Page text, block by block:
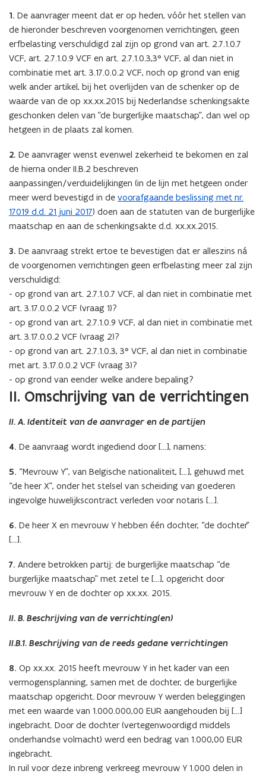
1. De aanvrager meent dat er op heden, vóór het stellen van
de hieronder beschreven voorgenomen verrichtingen, geen
erfbelasting verschuldigd zal zijn op grond van art. 2.7.1.0.7
VCF, art. 2.7.1.0.9 VCF en art. 2.7.1.0.3,3° VCF, al dan niet in
combinatie met art. 3.17.0.0.2 VCF, noch op grond van enig
welk ander artikel, bij het overlijden van de schenker op de
waarde van de op xx.xx.2015 bij Nederlandse schenkingsakte
geschonken delen van "de burgerlijke maatschap", dan wel op
hetgeen in de plaats zal komen.
2. De aanvrager wenst evenwel zekerheid te bekomen en zal
de hierna onder II.B.2 beschreven
aanpassingen/verduidelijkingen (in de lijn met hetgeen onder
meer werd bevestigd in de voorafgaande beslissing met nr.
17019 d.d. 21 juni 2017) doen aan de statuten van de burgerlijke
maatschap en aan de schenkingsakte d.d. xx.xx.2015.
3. De aanvraag strekt ertoe te bevestigen dat er alleszins ná
de voorgenomen verrichtingen geen erfbelasting meer zal zijn
verschuldigd:
- op grond van art. 2.7.1.0.7 VCF, al dan niet in combinatie met
art. 3.17.0.0.2 VCF (vraag 1)?
- op grond van art. 2.7.1.0.9 VCF, al dan niet in combinatie met
art. 3.17.0.0.2 VCF (vraag 2)?
- op grond van art. 2.7.1.0.3, 3° VCF, al dan niet in combinatie
met art. 3.17.0.0.2 VCF (vraag 3)?
- op grond van eender welke andere bepaling?
II. Omschrijving van de verrichtingen
II. A. Identiteit van de aanvrager en de partijen
4. De aanvraag wordt ingediend door […], namens:
5. “Mevrouw Y”, van Belgische nationaliteit, […], gehuwd met
“de heer X”, onder het stelsel van scheiding van goederen
ingevolge huwelijkscontract verleden voor notaris […].
6. De heer X en mevrouw Y hebben één dochter, “de dochter”
[…].
7. Andere betrokken partij: de burgerlijke maatschap “de
burgerlijke maatschap” met zetel te […], opgericht door
mevrouw Y en de dochter op xx.xx. 2015.
II. B. Beschrijving van de verrichting(en)
II.B.1. Beschrijving van de reeds gedane verrichtingen
8. Op xx.xx. 2015 heeft mevrouw Y in het kader van een
vermogensplanning, samen met de dochter, de burgerlijke
maatschap opgericht. Door mevrouw Y werden beleggingen
met een waarde van 1.000.000,00 EUR aangehouden bij […]
ingebracht. Door de dochter (vertegenwoordigd middels
onderhandse volmacht) werd een bedrag van 1.000,00 EUR
ingebracht.
In ruil voor deze inbreng verkreeg mevrouw Y 1.000 delen in